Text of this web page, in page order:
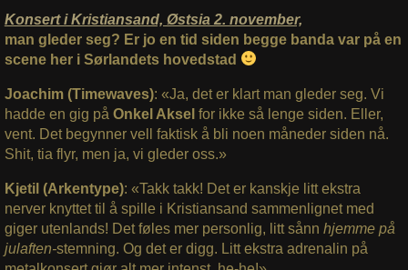
Konsert i Kristiansand, Østsia 2. november,
man gleder seg? Er jo en tid siden begge banda var på en
scene her i Sørlandets hovedstad
Joachim (Timewaves): «Ja, det er klart man gleder seg. Vi
hadde en gig på Onkel Aksel for ikke så lenge siden. Eller,
vent. Det begynner vell faktisk å bli noen måneder siden nå.
Shit, tia flyr, men ja, vi gleder oss.»
Kjetil (Arkentype): «Takk takk! Det er kanskje litt ekstra
nerver knyttet til å spille i Kristiansand sammenlignet med
giger utenlands! Det føles mer personlig, litt sånn hjemme på
julaften-stemning. Og det er digg. Litt ekstra adrenalin på